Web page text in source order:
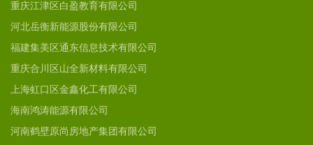
重庆江津区白盈教育有限公司
河北岳衡新能源股份有限公司
福建集美区通东信息技术有限公司
重庆合川区山全新材料有限公司
上海虹口区金鑫化工有限公司
海南鸿涛能源有限公司
河南鹤壁原尚房地产集团有限公司